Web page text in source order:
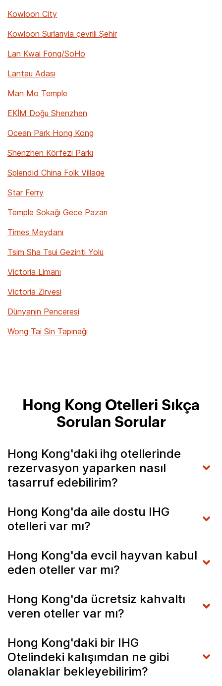
Kowloon City
Kowloon Surlarıyla çevrili Şehir
Lan Kwai Fong/SoHo
Lantau Adası
Man Mo Temple
EKİM Doğu Shenzhen
Ocean Park Hong Kong
Shenzhen Körfezi Parkı
Splendid China Folk Village
Star Ferry
Temple Sokağı Gece Pazarı
Times Meydanı
Tsim Sha Tsui Gezinti Yolu
Victoria Limanı
Victoria Zirvesi
Dünyanın Penceresi
Wong Tai Sin Tapınağı
Hong Kong Otelleri Sıkça
Sorulan Sorular
Hong Kong'daki ihg otellerinde
rezervasyon yaparken nasıl
tasarruf edebilirim?
Hong Kong'da aile dostu IHG
otelleri var mı?
Hong Kong'da evcil hayvan kabul
eden oteller var mı?
Hong Kong'da ücretsiz kahvaltı
veren oteller var mı?
Hong Kong'daki bir IHG
Otelindeki kalışımdan ne gibi
olanaklar bekleyebilirim?